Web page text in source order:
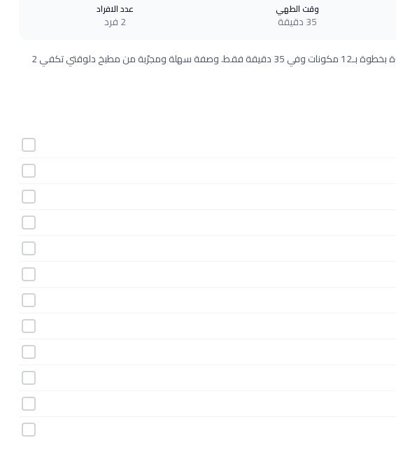
وقت الطهي
35 دقيقة
عدد الافراد
2 فرد
طريقة عمل صينية حبوب الدخن والطماطم خطوة بخطوة بـ12 مكونات وفي 35 دقيقة فقط. وصفة سهلة ومجرّبة من مطبخ دلوقتي تكفي 2